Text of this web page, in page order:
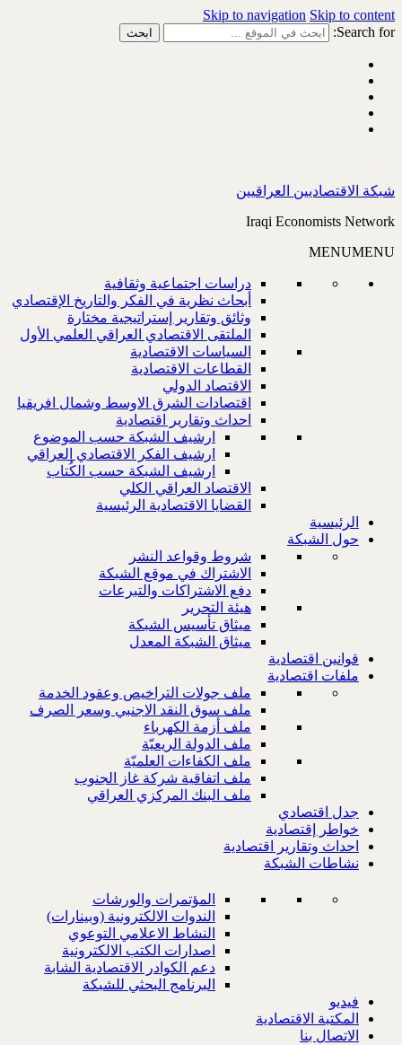
Skip to navigation Skip to content
Search for:
شبكة الاقتصاديين العراقيين
Iraqi Economists Network
MENUMENU
دراسات اجتماعية وثقافية
أبحاث نظرية في الفكر والتاريخ الإقتصادي
وثائق وتقارير إستراتيجية مختارة
الملتقى الاقتصادي العراقي العلمي الأول
السياسات الاقتصادية
القطاعات الاقتصادية
الاقتصاد الدولي
اقتصادات الشرق الاوسط وشمال افريقيا
احداث وتقارير اقتصادية
ارشيف الشبكة حسب الموضوع
ارشيف الفكر الاقتصادي العراقي
ارشيف الشبكة حسب الكُتاب
الاقتصاد العراقي الكلي
القضايا الاقتصادية الرئيسية
الرئيسية
حول الشبكة
شروط وقواعد النشر
الاشتراك في موقع الشبكة
دفع الاشتراكات والتبرعات
هيئة التحرير
ميثاق تأسيس الشبكة
ميثاق الشبكة المعدل
قوانين اقتصادية
ملفات اقتصادية
ملف جولات التراخيص وعقود الخدمة
ملف سوق النقد الاجنبي وسعر الصرف
ملف أزمة الكهرباء
ملف الدولة الريعيّة
ملف الكفاءات العلميّة
ملف اتفاقية شركة غاز الجنوب
ملف البنك المركزي العراقي
جدل اقتصادي
خواطر إقتصادية
احداث وتقارير اقتصادية
نشاطات الشبكة
المؤتمرات والورشات
الندوات الالكترونية (وبينارات)
النشاط الاعلامي التوعوي
اصدارات الكتب الالكترونية
دعم الكوادر الاقتصادية الشابة
البرنامج البحثي للشبكة
فيديو
المكتبة الاقتصادية
الاتصال بنا